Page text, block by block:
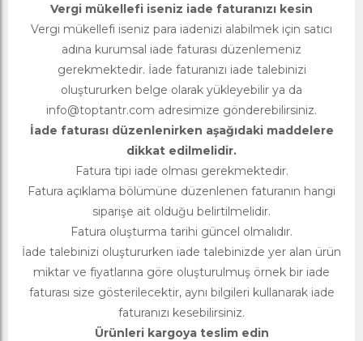
Vergi mükellefi iseniz iade faturanızı kesin
Vergi mükellefi iseniz para iadenizi alabilmek için satıcı
adına kurumsal iade faturası düzenlemeniz
gerekmektedir. İade faturanızı iade talebinizi
oluştururken belge olarak yükleyebilir ya da
info@toptantr.com adresimize gönderebilirsiniz.
İade faturası düzenlenirken aşağıdaki maddelere
dikkat edilmelidir.
Fatura tipi iade olması gerekmektedir.
Fatura açıklama bölümüne düzenlenen faturanın hangi
siparişe ait olduğu belirtilmelidir.
Fatura oluşturma tarihi güncel olmalıdır.
İade talebinizi oluştururken iade talebinizde yer alan ürün
miktar ve fiyatlarına göre oluşturulmuş örnek bir iade
faturası size gösterilecektir, aynı bilgileri kullanarak iade
faturanızı kesebilirsiniz.
Ürünleri kargoya teslim edin